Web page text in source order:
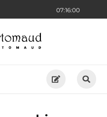
07:16:01